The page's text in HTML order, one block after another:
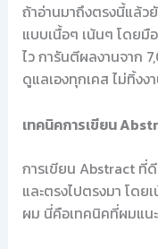
ถ้าอ่านมาถึงตรงนี้แล้
แบบเนื้อๆ เน้นๆ โดยมื
ไว การันตีผลงานจาก
ดูแลเองทุกเคส ไม่ทิ้ง
เทคนิคการเขียน
การเขียน Abstract ที่
และตรงไปตรงมา โดย
ผม นี่คือเทคนิคที่ผมแน